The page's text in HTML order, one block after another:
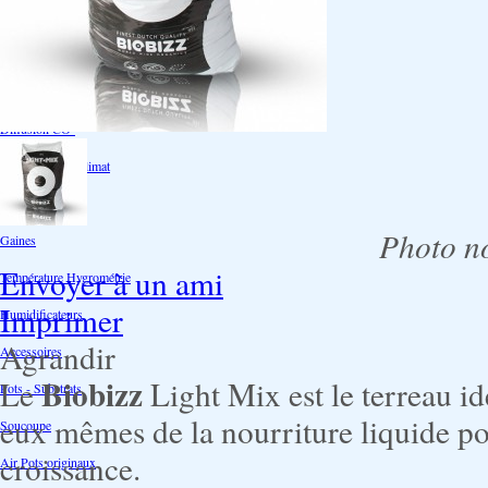
Ioniseur d'air -AirBulter
Diffusion CO²
Contrôleurs de climat
Silencieux
Gaines
Température Hygrométrie
Humidificateurs
Accessoires
Pots - Substrats
Soucoupe
Air Pots originaux
Photo
Envoyer à un ami
Imprimer
Agrandir
LeBiobizzLight Mix est le terreau
eux mêmes de la nourriture liquide
croissance.